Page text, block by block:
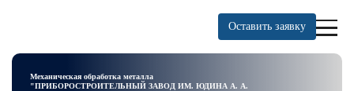
Оставить заявку
Механическая обработка металла
"ПРИБОРОСТРОИТЕЛЬНЫЙ ЗАВОД ИМ. ЮДИНА А. А.